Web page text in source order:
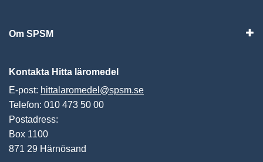
Om SPSM
Kontakta Hitta läromedel
E-post: hittalaromedel@spsm.se
Telefon: 010 473 50 00
Postadress:
Box 1100
871 29 Härnösand